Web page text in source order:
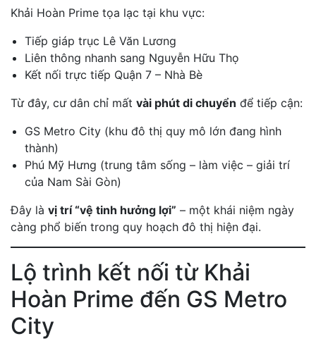
Khải Hoàn Prime tọa lạc tại khu vực:
Tiếp giáp trục Lê Văn Lương
Liên thông nhanh sang Nguyễn Hữu Thọ
Kết nối trực tiếp Quận 7 – Nhà Bè
Từ đây, cư dân chỉ mất vài phút di chuyển để tiếp cận:
GS Metro City (khu đô thị quy mô lớn đang hình
thành)
Phú Mỹ Hưng (trung tâm sống – làm việc – giải trí
của Nam Sài Gòn)
Đây là vị trí “vệ tinh hưởng lợi” – một khái niệm ngày
càng phổ biến trong quy hoạch đô thị hiện đại.
Lộ trình kết nối từ Khải
Hoàn Prime đến GS Metro
City